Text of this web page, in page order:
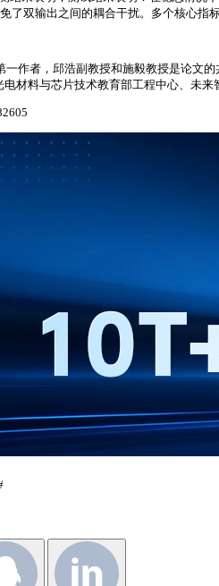
了双输出之间的耦合干扰。多个核心指
作者，邱浩副教授和施毅教授是论文
材料与芯片技术教育部工程中心、未来